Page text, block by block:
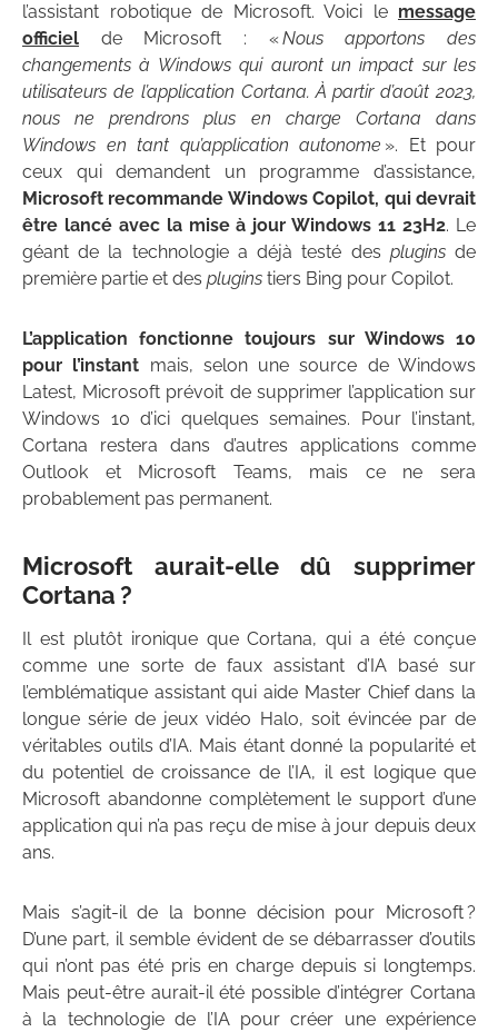
l’assistant robotique de Microsoft. Voici le message
officiel de Microsoft : «Nous apportons des
changements à Windows qui auront un impact sur les
utilisateurs de l’application Cortana. À partir d’août 2023,
nous ne prendrons plus en charge Cortana dans
Windows en tant qu’application autonome ». Et pour
ceux qui demandent un programme d’assistance,
Microsoft recommande Windows Copilot, qui devrait
être lancé avec la mise à jour Windows 11 23H2. Le
géant de la technologie a déjà testé des pluginsde
première partie et des plugins tiers Bing pour Copilot.
L’application fonctionne toujours sur Windows 10
pour l’instant mais, selon une source de Windows
Latest, Microsoft prévoit de supprimer l’application sur
Windows 10 d’ici quelques semaines. Pour l’instant,
Cortana restera dans d’autres applications comme
Outlook et Microsoft Teams, mais ce ne sera
probablement pas permanent.
Microsoft aurait-elle dû supprimer
Cortana ?
Il est plutôt ironique que Cortana, qui a été conçue
comme une sorte de faux assistant d’IA basé sur
l’emblématique assistant qui aide Master Chief dans la
longue série de jeux vidéo Halo, soit évincée par de
véritables outils d’IA. Mais étant donné la popularité et
du potentiel de croissance de l’IA, il est logique que
Microsoft abandonne complètement le support d’une
application qui n’a pas reçu de mise à jour depuis deux
ans.
Mais s’agit-il de la bonne décision pour Microsoft ?
D’une part, il semble évident de se débarrasser d’outils
qui n’ont pas été pris en charge depuis si longtemps.
Mais peut-être aurait-il été possible d’intégrer Cortana
à la technologie de l’IA pour créer une expérience